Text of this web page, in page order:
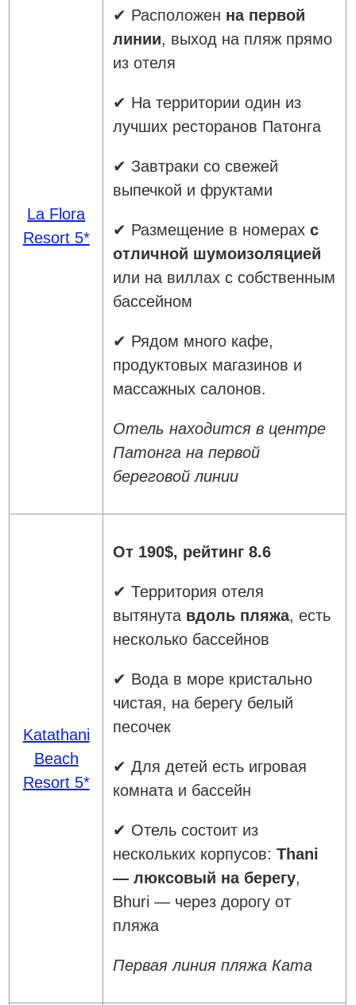
La Flora
Resort 5*
✔ Расположен на первой
линии, выход на пляж прямо
из отеля
✔ На территории один из
лучших ресторанов Патонга
✔ Завтраки со свежей
выпечкой и фруктами
✔ Размещение в номерахс
отличной шумоизоляцией
или на виллах с собственным
бассейном
✔ Рядом много кафе,
продуктовых магазинов и
массажных салонов.
Отель находится в центре
Патонга на первой
береговой линии
Katathani
Beach
Resort 5*
От 190$, рейтинг 8.6
✔ Территория отеля
вытянута вдоль пляжа, есть
несколько бассейнов
✔ Вода в море кристально
чистая, на берегу белый
песочек
✔ Для детей есть игровая
комната и бассейн
✔ Отель состоит из
нескольких корпусов:Thani
— люксовый на берегу,
Bhuri — через дорогу от
пляжа
Первая линия пляжа Ката